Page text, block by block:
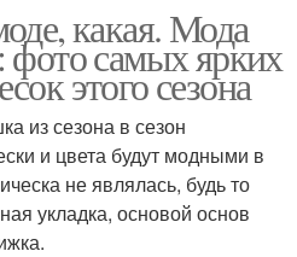
какая. Мода
фото самых ярких
этого сезона
из сезона в сезон
и цвета будут модными в
не являлась, будь то
укладка, основой основ